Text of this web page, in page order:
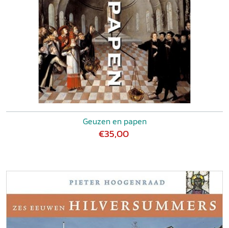
Geuzen en papen
€35,00